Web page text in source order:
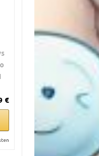
€